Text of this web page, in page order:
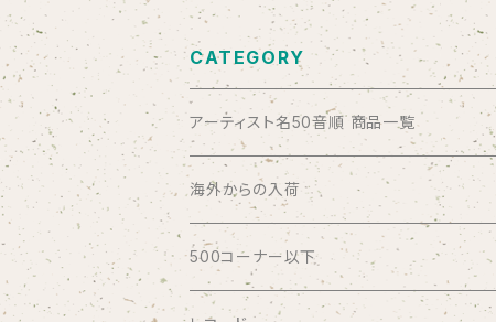
CATEGORY
アーティスト名50音順 商品一覧
ABSOLUTE LOSERS
AFRICA
海外からの入荷
500コーナー以下